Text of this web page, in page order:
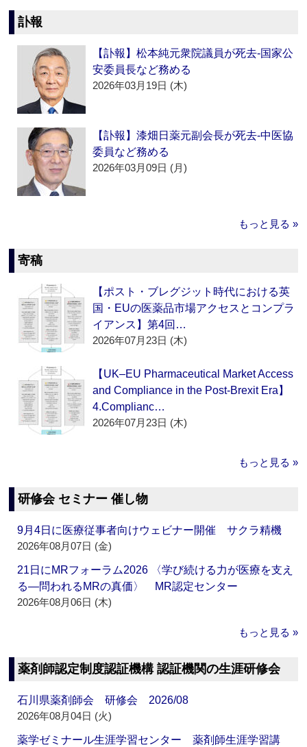
訃報
【訃報】松本純元衆院議員が死去‐国家公
安委員長など務める
2026年03月19日 (木)
【訃報】漆畑日薬元副会長が死去‐中医協
委員など務める
2026年03月09日 (月)
もっと見る »
寄稿
【ポスト・ブレグジット時代における英
国・EUの医薬品市場アクセスとコンプラ
イアンス】第4回…
2026年07月23日 (木)
【UK–EU Pharmaceutical Market Access
and Compliance in the Post-Brexit Era】
4.Complianc…
2026年07月23日 (木)
もっと見る »
研修会 セミナー 催し物
9月4日に医療従事者向けウェビナー開催 サクラ精機
2026年08月07日 (金)
21日にMRフォーラム2026 〈学び続ける力が医療を支え
る―問われるMRの真価〉 MR認定センター
2026年08月06日 (木)
もっと見る »
薬剤師認定制度認証機構 認証機関の生涯研修会
石川県薬剤師会 研修会 2026/08
2026年08月04日 (火)
薬学ゼミナール生涯学習センター 薬剤師生涯学習講